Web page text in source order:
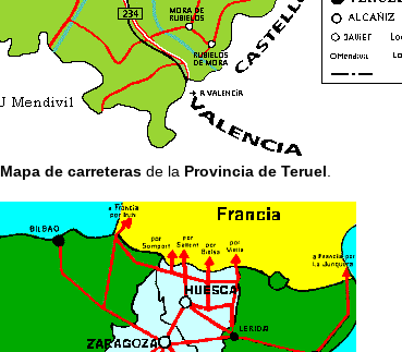
Mapa de carreteras de la Provincia de Teruel